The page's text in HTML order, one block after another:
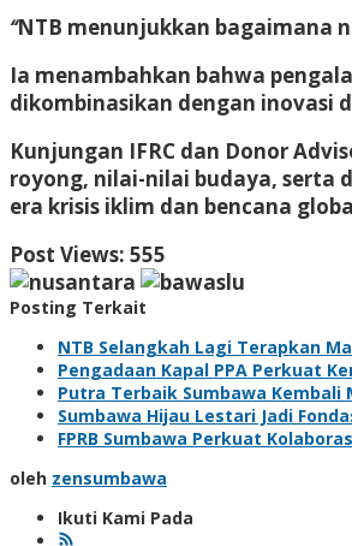
“NTB menunjukkan bagaimana
Ia menambahkan bahwa
dikombinasikan dengan inovasi
Kunjungan IFRC dan Donor
royong, nilai-nilai budaya, serta
era krisis iklim dan bencana
Post Views: 555
Posting Terkait
NTB Selangkah Lagi Terapkan
Pengadaan Kapal PPA Perkuat
Putra Terbaik Sumbawa Kembali
Sumbawa Hijau Lestari Jadi
FPRB Sumbawa Perkuat
oleh zensumbawa
Ikuti Kami Pada